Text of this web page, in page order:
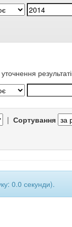
| Сортування
0.0 секунди).